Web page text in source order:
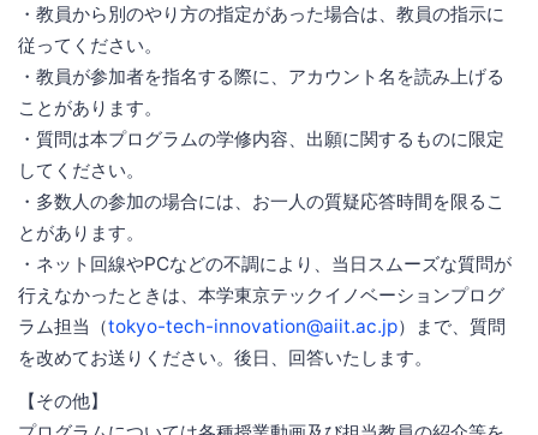
・教員から別のやり方の指定があった場合は、教員の指示に
従ってください。
・教員が参加者を指名する際に、アカウント名を読み上げる
ことがあります。
・質問は本プログラムの学修内容、出願に関するものに限定
してください。
・多数人の参加の場合には、お一人の質疑応答時間を限るこ
とがあります。
・ネット回線やPCなどの不調により、当日スムーズな質問が
行えなかったときは、本学東京テックイノベーションプログ
ラム担当（tokyo-tech-innovation@aiit.ac.jp）まで、質問
を改めてお送りください。後日、回答いたします。
【その他】